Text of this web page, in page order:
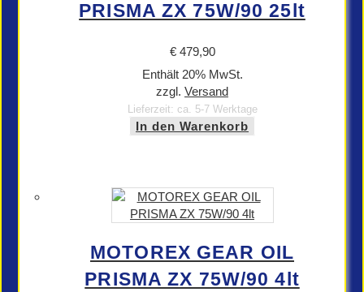
PRISMA ZX 75W/90 25lt
€479,90
Enthält 20% MwSt.
zzgl. Versand
Lieferzeit: ca. 5-7 Werktage
In den Warenkorb
MOTOREX GEAR OIL
PRISMA ZX 75W/90 4lt